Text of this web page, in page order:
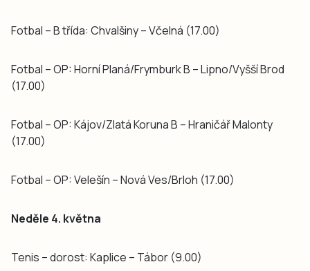
Fotbal – B třída: Chvalšiny – Včelná (17.00)
Fotbal – OP: Horní Planá/Frymburk B – Lipno/Vyšší Brod
(17.00)
Fotbal – OP: Kájov/Zlatá Koruna B – Hraničář Malonty
(17.00)
Fotbal – OP: Velešín – Nová Ves/Brloh (17.00)
Neděle 4. května
Tenis – dorost: Kaplice – Tábor (9.00)